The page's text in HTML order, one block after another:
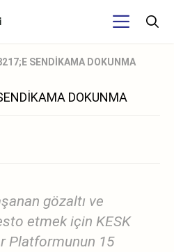
SENDİKAMA DOKUNMA
DOKUNMA
gözaltı ve
etmek için KESK
Platformunun 15